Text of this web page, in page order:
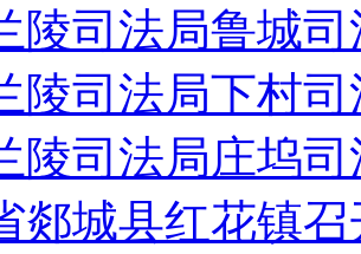
陵司法局鲁城
陵司法局下村
陵司法局庄坞
郯城县红花镇